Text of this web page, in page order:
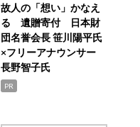
故人の「想い」かなえ
る 遺贈寄付 日本財
団名誉会長 笹川陽平氏
×フリーアナウンサー
長野智子氏
PR